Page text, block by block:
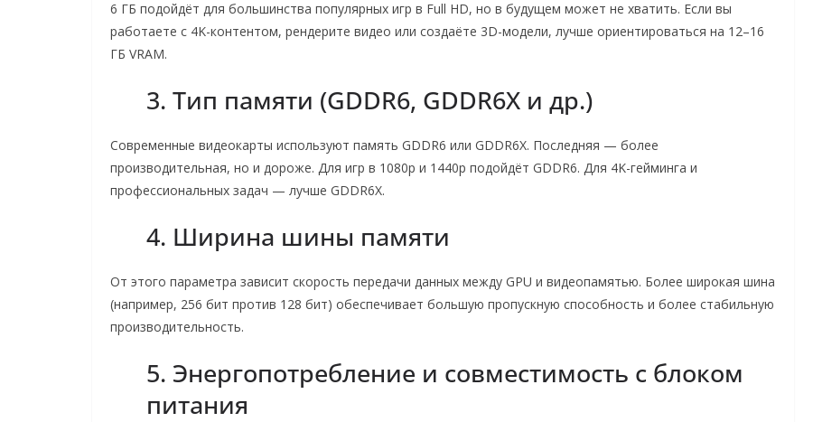
6 ГБ подойдёт для большинства популярных игр в Full HD, но в будущем может не хватить. Если вы
работаете с 4K-контентом, рендерите видео или создаёте 3D-модели, лучше ориентироваться на 12–16
ГБ VRAM.
3. Тип памяти (GDDR6, GDDR6X и др.)
Современные видеокарты используют память GDDR6 или GDDR6X. Последняя — более
производительная, но и дороже. Для игр в 1080p и 1440p подойдёт GDDR6. Для 4K-гейминга и
профессиональных задач — лучше GDDR6X.
4. Ширина шины памяти
От этого параметра зависит скорость передачи данных между GPU и видеопамятью. Более широкая шина
(например, 256 бит против 128 бит) обеспечивает большую пропускную способность и более стабильную
производительность.
5. Энергопотребление и совместимость с блоком
питания